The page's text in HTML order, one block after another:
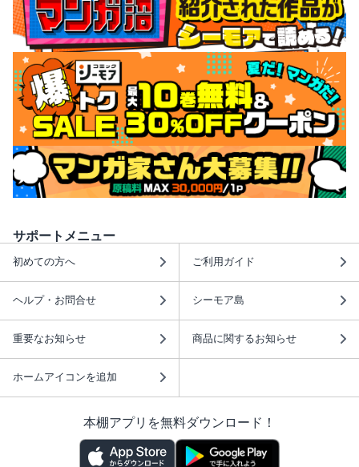
サポートメニュー
初めての方へ ご利用ガイド
ヘルプ・お問合せ シーモア島
重要なお知らせ 商品に関するお知らせ
ホームアイコンを追加
本棚アプリを無料ダウンロード！